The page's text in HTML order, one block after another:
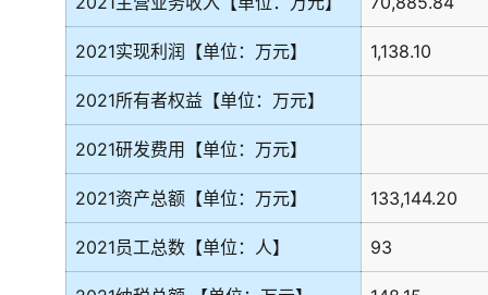
2021实现利润【单位：万元】 1,138.10
2021所有者权益【单位：万元】
2021研发费用【单位：万元】
2021资产总额【单位：万元】 133,144.20
2021员工总数【单位：人】 93